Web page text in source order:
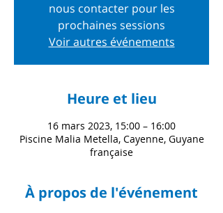
nous contacter pour les
prochaines sessions
Voir autres événements
Heure et lieu
16 mars 2023, 15:00 – 16:00
Piscine Malia Metella, Cayenne, Guyane
française
À propos de l'événement